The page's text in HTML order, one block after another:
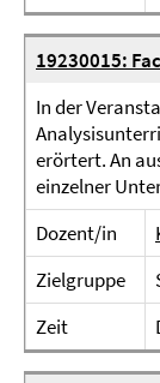
19230015:
In der
erörtert. An
einzelner
Dozent/in
Zielgruppe
Zeit